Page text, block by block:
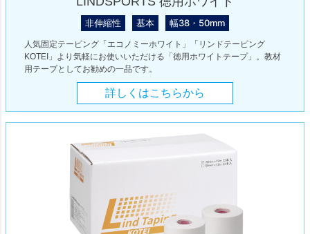
非伸縮性 基本 幅38・50mm
人気固定テーピング「エコノミーホワイト」「リンドテーピング
KOTEI」より気軽にお使いいただける「徳用ホワイトテープ」。教材
用テープとしてお勧めの一品です。
詳しくはこちらから